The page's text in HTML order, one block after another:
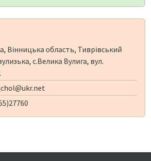
Вінницька область, Тиврівський
с.Велика Вулига, вул.